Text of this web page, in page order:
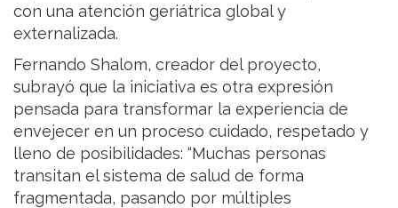
con una atención geriátrica global y
externalizada.
Fernando Shalom, creador del proyecto,
subrayó que la iniciativa es otra expresión
pensada para transformar la experiencia de
envejecer en un proceso cuidado, respetado y
lleno de posibilidades: “Muchas personas
transitan el sistema de salud de forma
fragmentada, pasando por múltiples